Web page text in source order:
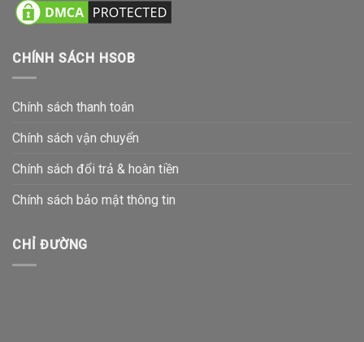
CHÍNH SÁCH HSOB
Chính sách thanh toán
Chính sách vận chuyển
Chính sách đổi trả & hoàn tiền
Chính sách bảo mật thông tin
CHỈ ĐƯỜNG